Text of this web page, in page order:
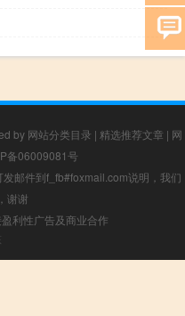
by 网站分类目录 | 精选推荐文章 | 网
备06009081号
邮件到f_fb#foxmail.com说明，我们
谢谢
利性广告及商业合作